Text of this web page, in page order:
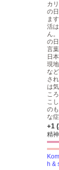
カ
の
ま
活
ん
の
言
日
現
な
さ
は
こ
こ
の
な
+1
精